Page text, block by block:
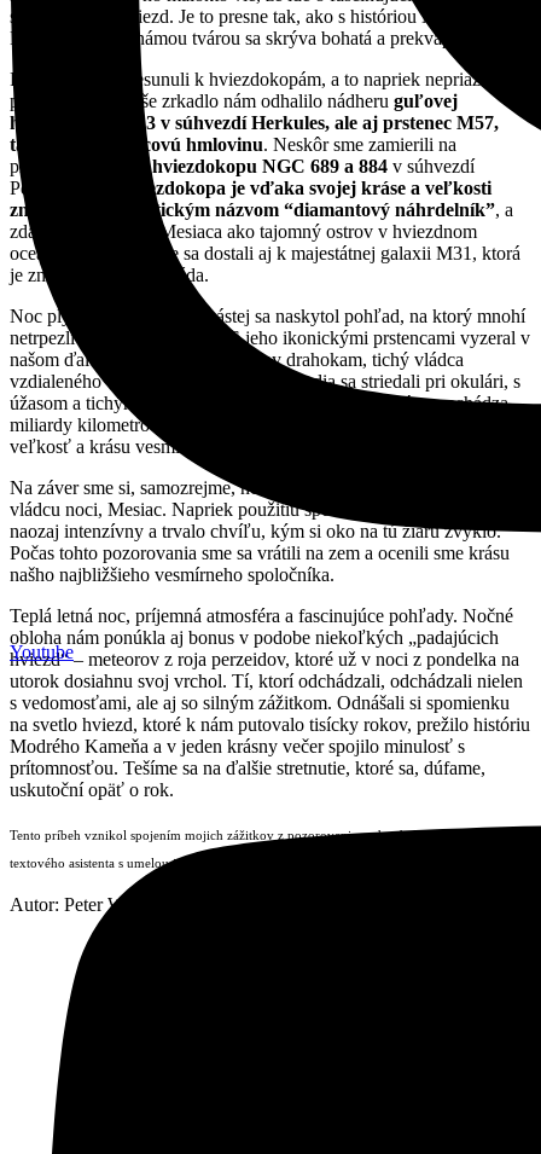
Youtube
systém dvoch hviezd. Je to presne tak, ako s históriou Modrého
Kameňa – pod známou tvárou sa skrýva bohatá a prekvapivá realita.
Potom sme sa presunuli k hviezdokopám, a to napriek nepriaznivým
podmienkam. Naše zrkadlo nám odhalilo nádheru guľovej
hviezdokopy M13 v súhvezdí Herkules, ale aj prstenec M57,
takzvanú prstencovú hmlovinu. Neskôr sme zamierili na
prekrásnu
dvojitú hviezdokopu NGC 689 a 884 v súhvezdí
Perzeus.
Táto hviezdokopa je vďaka svojej kráse a veľkosti
známa aj pod poetickým názvom “diamantový náhrdelník”, a
zdala sa byť v žiari Mesiaca ako tajomný ostrov v hviezdnom
oceáne. Napokon sme sa dostali aj k majestátnej galaxii M31, ktorá
je známa ako Androméda.
Noc plynula a po pol jedenástej sa naskytol pohľad, na ktorý mnohí
netrpezlivo čakali –
. S jeho ikonickými prstencami vyzeral v
našom ďalekohľade ako miniatúrny drahokam, tichý vládca
vzdialeného vesmírneho kráľovstva. Ľudia sa striedali pri okulári, s
úžasom a tichým rešpektom hľadeli na planétu, ktorá sa nachádza
miliardy kilometrov ďaleko. Práve v takej chvíli si človek uvedomí
veľkosť a krásu vesmíru.
Na záver sme si, samozrejme, nemohli nechať ujsť ani samotného
vládcu noci, Mesiac. Napriek použitiu špeciálneho filtra bol jeho jas
naozaj intenzívny a trvalo chvíľu, kým si oko na tú žiaru zvyklo.
Počas tohto pozorovania sme sa vrátili na zem a ocenili sme krásu
našho najbližšieho vesmírneho spoločníka.
Teplá letná noc, príjemná atmosféra a fascinujúce pohľady. Nočné
obloha nám ponúkla aj bonus v podobe niekoľkých „padajúcich
hviezd“ – meteorov z roja perzeidov, ktoré už v noci z pondelka na
utorok dosiahnu svoj vrchol. Tí, ktorí odchádzali, odchádzali nielen
s vedomosťami, ale aj so silným zážitkom. Odnášali si spomienku
na svetlo hviezd, ktoré k nám putovalo tisícky rokov, prežilo históriu
Modrého Kameňa a v jeden krásny večer spojilo minulosť s
prítomnosťou. Tešíme sa na ďalšie stretnutie, ktoré sa, dúfame,
uskutoční opäť o rok.
Tento príbeh vznikol spojením mojich zážitkov z pozorovania na hrade Modrý Kameň a
textového asistenta s umelou inteligenciou, ktorý pomohol s jeho štylizáciou.
Autor: Peter Wachter